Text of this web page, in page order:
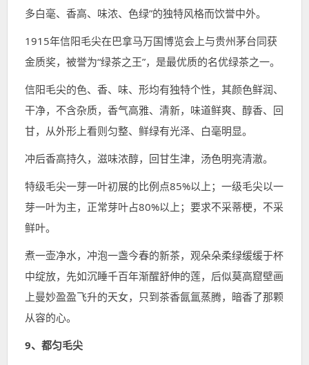
多白毫、香高、味浓、色绿”的独特风格而饮誉中外。
1915年信阳毛尖在巴拿马万国博览会上与贵州茅台同获
金质奖，被誉为“绿茶之王”，是最优质的名优绿茶之一。
信阳毛尖的色、香、味、形均有独特个性，其颜色鲜润、
干净，不含杂质，香气高雅、清新，味道鲜爽、醇香、回
甘，从外形上看则匀整、鲜绿有光泽、白毫明显。
冲后香高持久，滋味浓醇，回甘生津，汤色明亮清澈。
特级毛尖一芽一叶初展的比例点85%以上；一级毛尖以一
芽一叶为主，正常芽叶占80%以上；要求不采蒂梗，不采
鲜叶。
煮一壶净水，冲泡一盏今春的新茶，观朵朵柔绿缓缓于杯
中绽放，先如沉睡千百年渐醒舒伸的莲，后似莫高窟壁画
上曼妙盈盈飞升的天女，只到茶香氤氲蒸腾，暗香了那颗
从容的心。
9、都匀毛尖